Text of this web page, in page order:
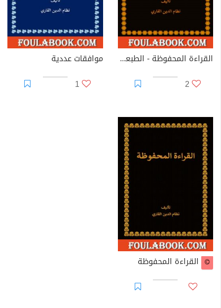
القراءة المحفوظة - الطبعة الثانية
2
موافقات عددية
1
القراءة المحفوظة